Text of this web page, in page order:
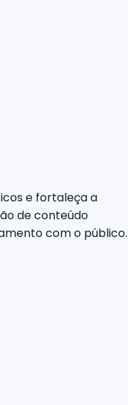
e fortaleça a
de conteúdo
com o público.